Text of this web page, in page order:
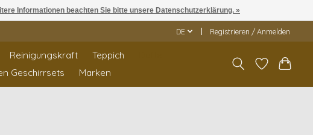
DE Registrieren / Anmelden
Reinigungskraft Teppich
Geschirrsets Marken
Informationen beachten Sie bitte unsere Datenschutzerklärung. »